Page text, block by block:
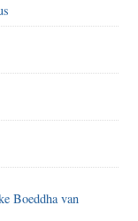
Boeddha van